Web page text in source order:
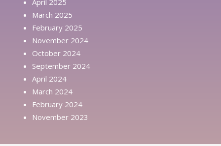
March 2025
February 2025
November 2024
October 2024
September 2024
April 2024
March 2024
February 2024
November 2023